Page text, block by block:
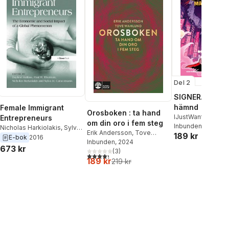
Female Immigrant
Entrepreneurs
Nicholas Harkiolakis, Sylva
Caracatsanis,Paul
Thurman
E-bok 2016
673 kr
Orosboken : ta hand
om din oro i fem steg
Erik Andersson, Tove
Wahlund
Inbunden, 2024
4,3utav 5 stjärnor. Totalt antal röster:
(3)
189 kr219 kr
Del 2
SIGNERAD -
hämnd
Adolphson
Beer ,Victor Beer
Inbunden
189 kr